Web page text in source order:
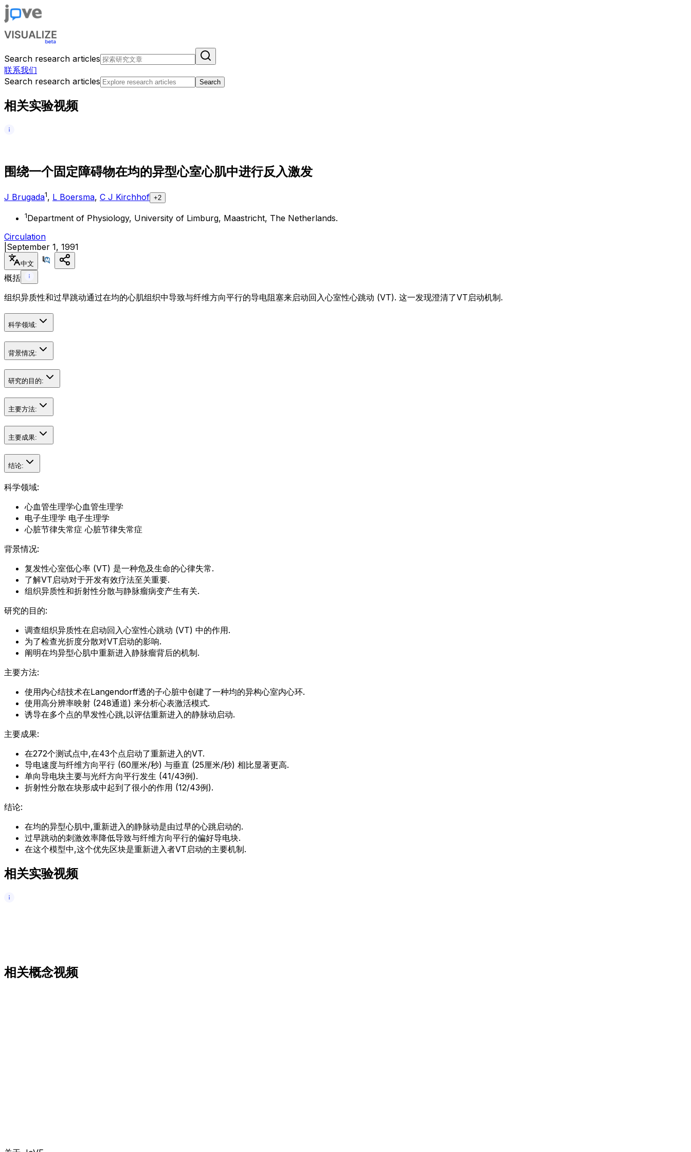
Search research articles
联系我们
Search research articles
Search
相关实验视频
围绕一个固 定障碍物在均的异型心室心肌中进行反入激发
J Brugada1, L Boersma, C J Kirchhof +2
1Department of Physiology, University of Limburg, Maastricht, The Netherlands.
Circulation
September 1, 1991
中文
概括
组织异质性和过早跳动通过在均的心肌组织中导致与纤维方向平行的导电阻塞来启动回入心室性心跳动 (VT). 这一发现澄清了VT启动机制.
科学领域:
背景情况:
研究的目的:
主要方法:
主要成果:
结论:
科学领域:
心血管生理学心血管生理学
电子生理学 电子生理学
心脏节律失常症 心脏节律失常症
背景情况:
复发性心室低心率 (VT) 是一种危及生命的心律失常.
了解VT启动对于开发有效疗法至关重要.
组织异质性和折射性分散与静脉瘤病变产生有关.
研究的目的:
调查组织异质性在启动回入心室性心跳动 (VT) 中的作用.
为了检查光折度分散对VT启动的影响.
阐明在均异型心肌中重新进入静脉瘤背后的机制.
主要方法:
使用内心结技术在Langendorff透的子心脏中创建了一种均的异构心室内心环.
使用高分辨率映射 (248通道) 来分析心表激活模式.
诱导在多个点的早发性心跳,以评估重新进入的静脉动启动.
主要成果:
在272个测试点中,在43个点启动了重新进入的VT.
导电速度与纤维方向平行 (60厘米/秒) 与垂直 (25厘米/秒) 相比显著更高.
单向导电块主要与光纤方向平行发生 (41/43例).
折射性分散在块形成中起到了很小的作用 (12/43例).
结论:
在均的异型心肌中,重新进入的静脉动是由过早的心跳启动的.
过早跳动的刺激效率降低导致与纤维方向平行的偏好导电块.
在这个模型中,这个优先区块是重新进入者VT启动的主要机制.
相关实验视频
相关概念视频